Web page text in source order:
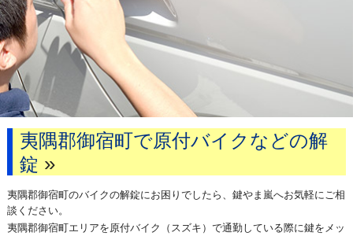
夷隅郡御宿町で原付バイクなどの解
錠 »
夷隅郡御宿町のバイクの解錠にお困りでしたら、鍵やま嵐へお気軽にご相
談ください。
夷隅郡御宿町エリアを原付バイク（スズキ）で通勤している際に鍵をメッ